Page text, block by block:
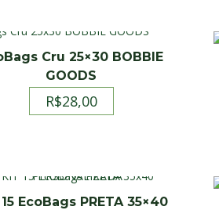
Cru 25×30 BOBBIE
GOODS
R$28,00
EcoBags PRETA 35×40